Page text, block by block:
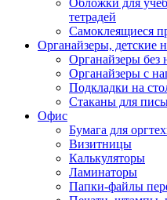
Обложки для
тетрадей
Самоклеящиеся
Органайзеры, детские
Органайзеры без
Органайзеры с
Подкладки на
Стаканы для
Офис
Бумага для
Визитницы
Калькуляторы
Ламинаторы
Папки-файлы